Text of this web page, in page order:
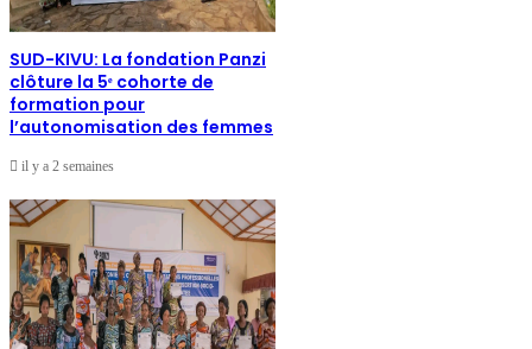
SUD-KIVU: La fondation Panzi
clôture la 5ᵉ cohorte de
formation pour
l’autonomisation des femmes
il y a 2 semaines